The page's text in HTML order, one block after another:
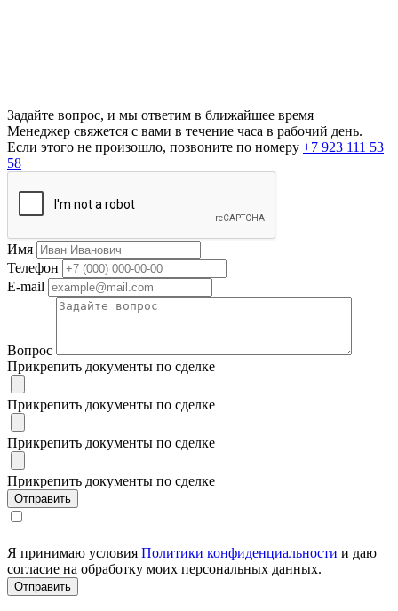
Задайте вопрос, и мы ответим в ближайшее время
Менеджер свяжется с вами в течение часа в рабочий день.
Если этого не произошло, позвоните по номеру +7 923 111 53
58
Имя
Телефон
E-mail
Вопрос
Прикрепить документы по сделке
Прикрепить документы по сделке
Прикрепить документы по сделке
Прикрепить документы по сделке
Я принимаю условия Политики конфиденциальности и даю
согласие на обработку моих персональных данных.